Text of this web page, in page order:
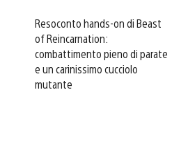
Resoconto hands-on di Beast
of Reincarnation:
combattimento pieno di parate
e un carinissimo cucciolo
mutante